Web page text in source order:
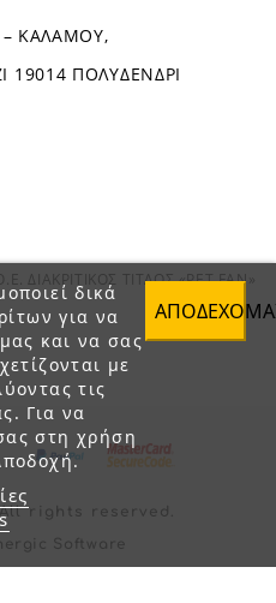
δικά
για να
και να σας
με
τις
Για να
στη χρήση
– ΚΑΛΑΜΟΥ,
ΠΟΛΥΔΕΝΔΡΙ
ΔΙΑΚΡΙΤΙΚΟΣ ΤΙΤΛΟΣ «PET FAN»
rights reserved.
Software